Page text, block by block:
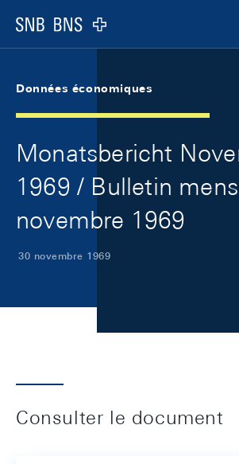
Logo
Données économiques
Monatsbericht
1969 / Bulletin
novembre 1969
30 novembre 1969
Consulter le document